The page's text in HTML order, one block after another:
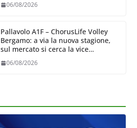
06/08/2026
Pallavolo A1F – ChorusLife Volley
Bergamo: a via la nuova stagione,
sul mercato si cerca la vice
06/08/2026